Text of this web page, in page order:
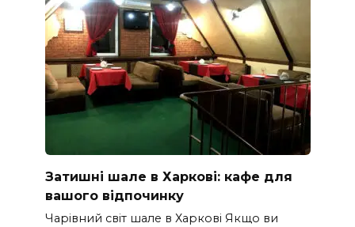
Затишні шале в Харкові: кафе для
вашого відпочинку
Чарівний світ шале в Харкові Якщо ви